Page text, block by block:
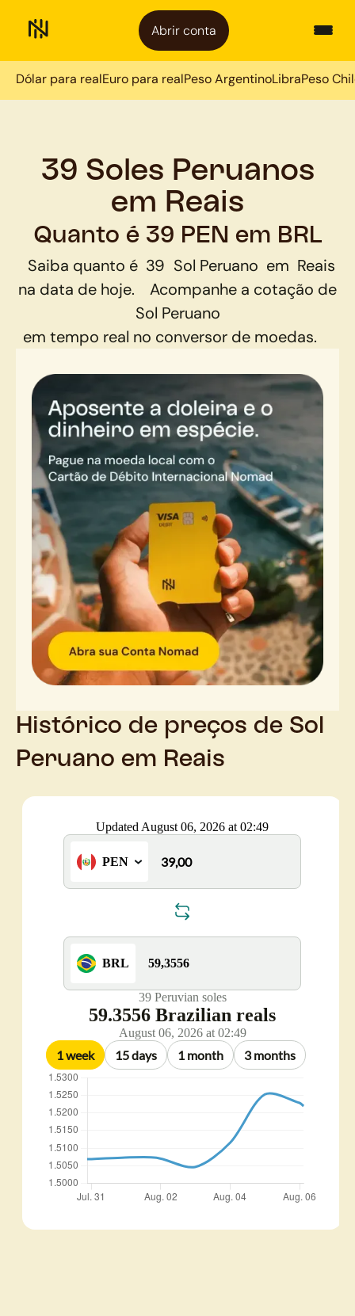
Abrir conta
Dólar para realEuro para realPeso ArgentinoLibraPeso
39 Soles Peruanos
em Reais
Quanto é 39 PEN em BRL
Saiba quanto é 39 Sol Peruano em Reais
na data de hoje.
Acompanhe a cotação de
Sol Peruano
em tempo real no conversor de moedas.
Histórico de preços de Sol
Peruano em Reais